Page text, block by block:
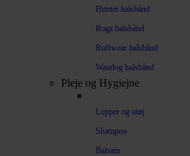
Hunter halsbånd
Rogz halsbånd
Ruffwear halsbånd
Waudog halsbånd
Pleje og Hygiejne
Lopper og utøj
Shampoo
Balsam